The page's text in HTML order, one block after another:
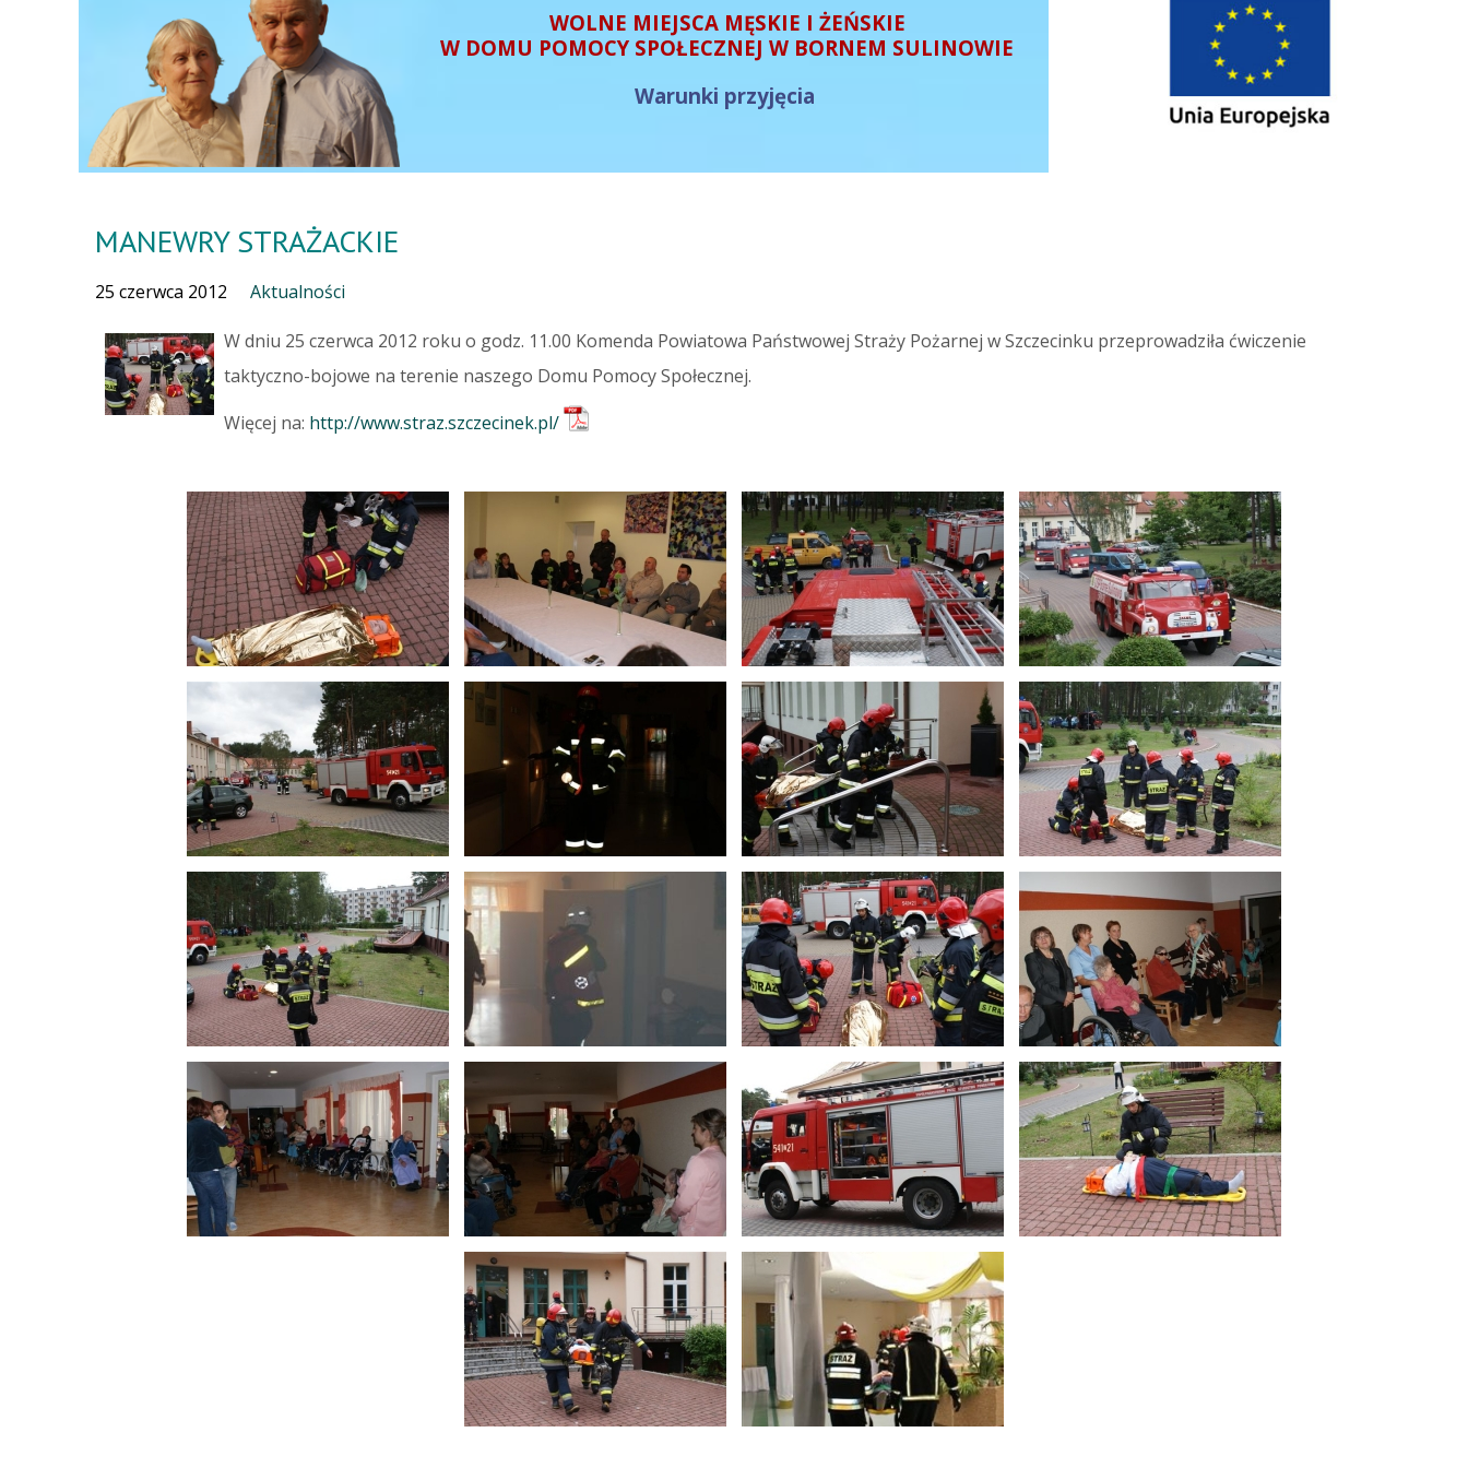
WOLNE MIEJSCA MĘSKIE I ŻEŃSKIE
W DOMU POMOCY SPOŁECZNEJ W BORNEM SULINOWIE
Warunki przyjęcia
MANEWRY STRAŻACKIE
25 czerwca 2012 Aktualności
W dniu 25 czerwca 2012 roku o godz. 11.00 Komenda Powiatowa Państwowej Straży Pożarnej w Szczecinku przeprowadziła ćwiczenie
taktyczno-bojowe na terenie naszego Domu Pomocy Społecznej.
Więcej na: http://www.straz.szczecinek.pl/